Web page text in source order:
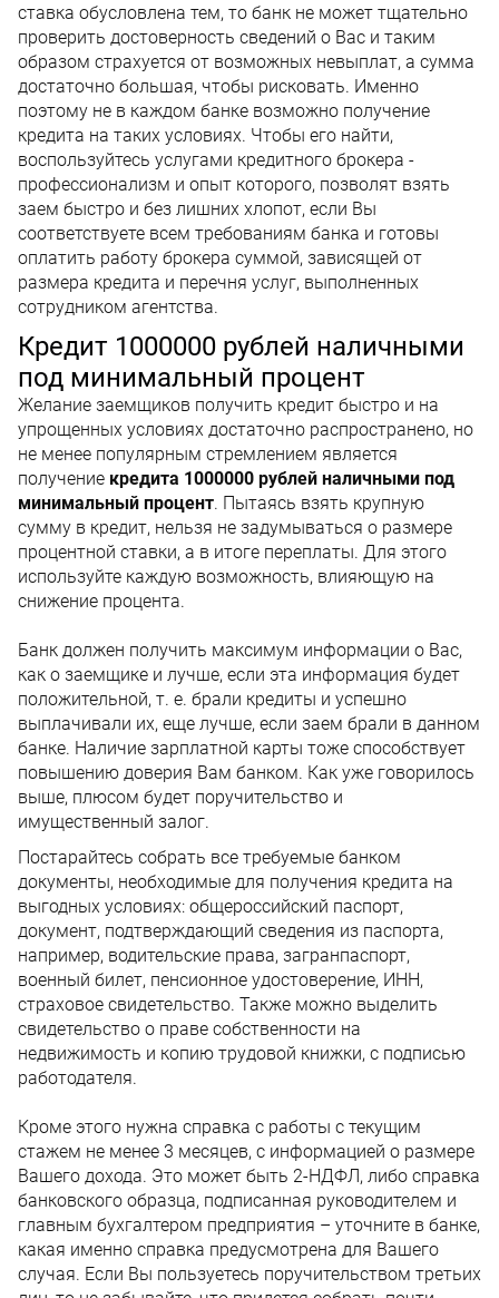
ставка обусловлена тем, то банк не может тщательно
проверить достоверность сведений о Вас и таким
образом страхуется от возможных невыплат, а сумма
достаточно большая, чтобы рисковать. Именно
поэтому не в каждом банке возможно получение
кредита на таких условиях. Чтобы его найти,
воспользуйтесь услугами кредитного брокера -
профессионализм и опыт которого, позволят взять
заем быстро и без лишних хлопот, если Вы
соответствуете всем требованиям банка и готовы
оплатить работу брокера суммой, зависящей от
размера кредита и перечня услуг, выполненных
сотрудником агентства.
Кредит 1000000 рублей наличными
под минимальный процент
Желание заемщиков получить кредит быстро и на
упрощенных условиях достаточно распространено, но
не менее популярным стремлением является
получение кредита 1000000 рублей наличными под
минимальный процент. Пытаясь взять крупную
сумму в кредит, нельзя не задумываться о размере
процентной ставки, а в итоге переплаты. Для этого
используйте каждую возможность, влияющую на
снижение процента.
Банк должен получить максимум информации о Вас,
как о заемщике и лучше, если эта информация будет
положительной, т. е. брали кредиты и успешно
выплачивали их, еще лучше, если заем брали в данном
банке. Наличие зарплатной карты тоже способствует
повышению доверия Вам банком. Как уже говорилось
выше, плюсом будет поручительство и
имущественный залог.
Постарайтесь собрать все требуемые банком
документы, необходимые для получения кредита на
выгодных условиях: общероссийский паспорт,
документ, подтверждающий сведения из паспорта,
например, водительские права, загранпаспорт,
военный билет, пенсионное удостоверение, ИНН,
страховое свидетельство. Также можно выделить
свидетельство о праве собственности на
недвижимость и копию трудовой книжки, с подписью
работодателя.
Кроме этого нужна справка с работы с текущим
стажем не менее 3 месяцев, с информацией о размере
Вашего дохода. Это может быть 2-НДФЛ, либо справка
банковского образца, подписанная руководителем и
главным бухгалтером предприятия – уточните в банке,
какая именно справка предусмотрена для Вашего
случая. Если Вы пользуетесь поручительством третьих